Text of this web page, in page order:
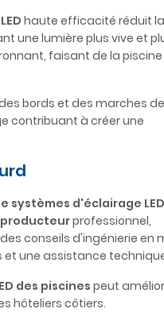
haute efficacité réduit la
une lumière plus vive et
faisant de la piscine
bords et des marches
contribuant à créer une
systèmes d'éclairage LED
professionnel,
conseils d'ingénierie en
une assistance
des piscines peut
hôteliers côtiers.